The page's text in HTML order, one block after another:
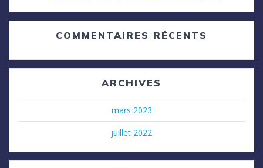
COMMENTAIRES RÉCENTS
ARCHIVES
mars 2023
juillet 2022